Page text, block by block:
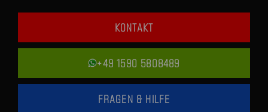
KONTAKT
+49 1590 5808489
FRAGEN & HILFE